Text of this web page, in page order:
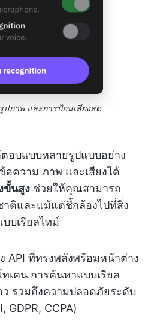
ปภาพ และการป้อนเสียงสด
อบแบบหลายรูปแบบอย่าง
อความ ภาพ และเสียงได้
ขั้นสูง ช่วยให้คุณสามารถ
าติและแม้แต่ชี้กล้องไปที่สิ่ง
บเรียลไทม์
API ที่ทรงพลังพร้อมหน้าต่าง
เคน การค้นหาแบบเรียล
ว รวมถึงความปลอดภัยระดับ
GDPR, CCPA)